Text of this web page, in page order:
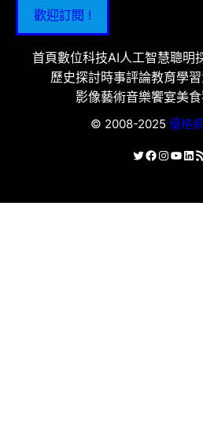
歡迎訂閱 !
首頁數位科技AI人工智慧聰明
歷史探討時事評論教育學習
影像藝術音樂饗宴美
© 2008-2025 優格
X Facebook
RSS